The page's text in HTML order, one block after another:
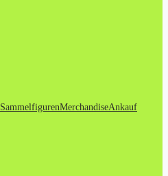
SammelfigurenMerchandiseAnkauf